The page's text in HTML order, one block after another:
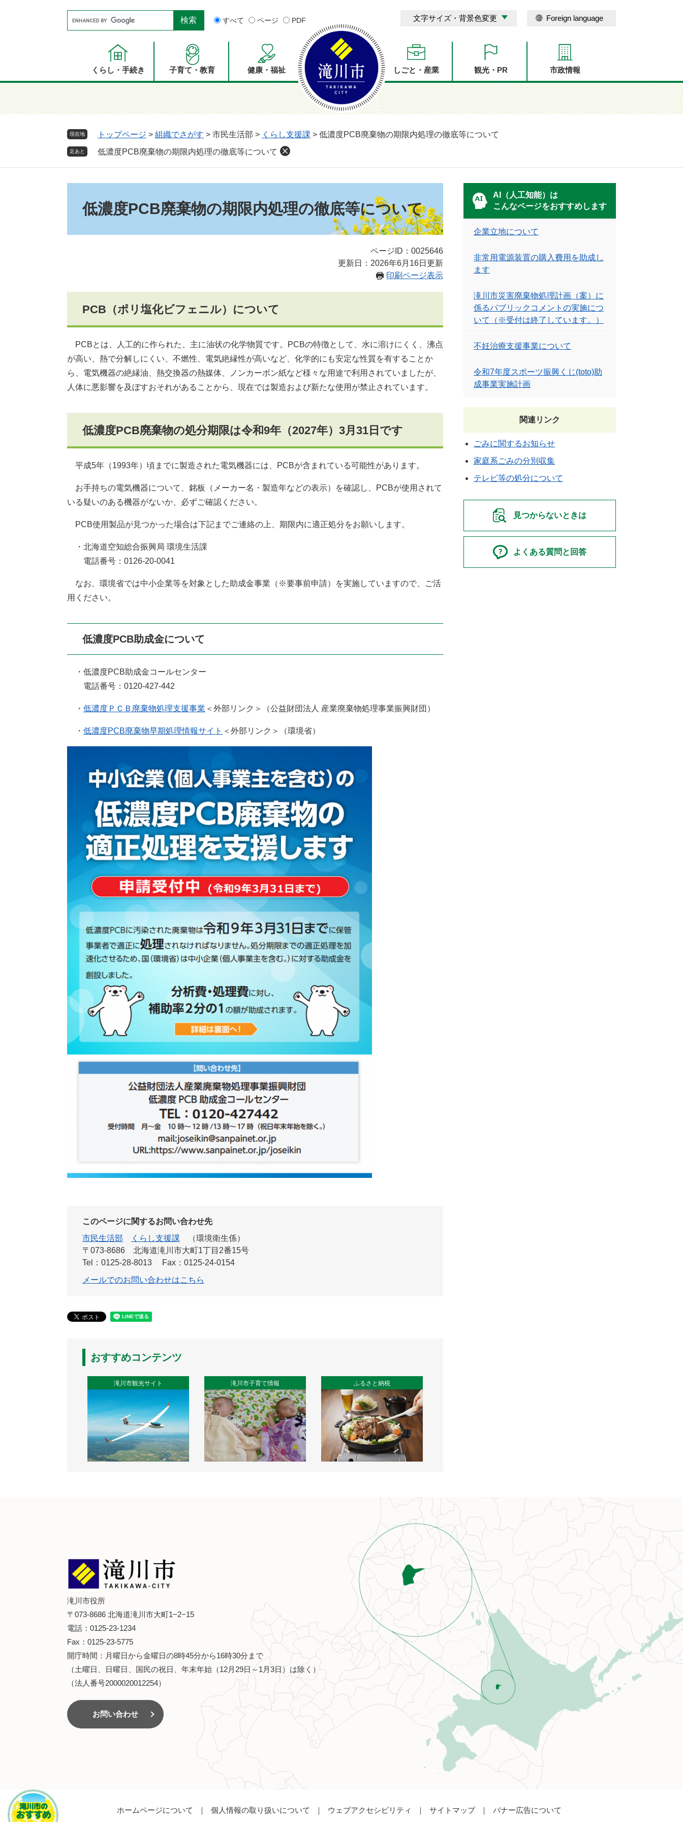
で
す。
ば
し
て
本
索
すべて ページ PDF 文字サイズ・背景色変更 Foreign language
くらし・手続き 子育て・教育 健康・福祉 しごと・産業 観光・PR 市政情報
現在地 トップページ > 組織でさがす > 市民生活部 > くらし支援課 > 低濃度PCB廃棄物の期限内処理の徹底等について
足あと 低濃度PCB廃棄物の期限内処理の徹底等について
低濃度PCB廃棄物の期限内処理の徹底等について
ページID：0025646
更新日：2026年6月16日更新
印刷ページ表示
PCB（ポリ塩化ビフェニル）について
PCBとは、人工的に作られた、主に油状の化学物質です。PCBの特徴として、水に溶けにくく、沸点
が高い、熱で分解しにくい、不燃性、電気絶縁性が高いなど、化学的にも安定な性質を有することか
ら、電気機器の絶縁油、熱交換器の熱媒体、ノンカーボン紙など様々な用途で利用されていましたが、
人体に悪影響を及ぼすおそれがあることから、現在では製造および新たな使用が禁止されています。
低濃度PCB廃棄物の処分期限は令和9年（2027年）3月31日です
平成5年（1993年）頃までに製造された電気機器には、PCBが含まれている可能性があります。
お手持ちの電気機器について、銘板（メーカー名・製造年などの表示）を確認し、PCBが使用されて
いる疑いのある機器がないか、必ずご確認ください。
PCB使用製品が見つかった場合は下記までご連絡の上、期限内に適正処分をお願いします。
・北海道空知総合振興局 環境生活課
電話番号：0126-20-0041
なお、環境省では中小企業等を対象とした助成金事業（※要事前申請）を実施していますので、ご活
用ください。
低濃度PCB助成金について
・低濃度PCB助成金コールセンター
電話番号：0120-427-442
・ 低濃度ＰＣＢ廃棄物処理支援事業 ＜外部リンク＞ （公益財団法人 産業廃棄物処理事業振興財団）
・ 低濃度PCB廃棄物早期処理情報サイト ＜外部リンク＞ （環境省）
このページに関するお問い合わせ先
市民生活部
くらし支援課
環境衛生係
〒073-8686
北海道滝川市大町1丁目2番15号
Tel：0125-28-8013
Fax：0125-24-0154
メールでのお問い合わせはこちら
おすすめコンテンツ
滝川市観光サイト 滝川市子育て情報 ふるさと納税
AI（人工知能）は
こんなページをおすすめします
企業立地について
非常用電源装置の購入費用を助成し
ます
滝川市災害廃棄物処理計画（案）に
係るパブリックコメントの実施につ
いて（※受付は終了しています。）
不妊治療支援事業について
令和7年度スポーツ振興くじ(toto)助
成事業実施計画
関連リンク
ごみに関するお知らせ
家庭系ごみの分別収集
テレビ等の処分について
見つからないときは
よくある質問と回答
滝川市役所
〒073-8686 北海道滝川市大町1−2−15
電話：0125-23-1234
Fax：0125-23-5775
開庁時間：月曜日から金曜日の8時45分から16時30分まで
（土曜日、日曜日、国民の祝日、年末年始（12月29日～1月3日）は除く）
（法人番号2000020012254）
お問い合わせ
ホームページについて 個人情報の取り扱いについて ウェブアクセシビリティ サイトマップ バナー広告について
滝川市のおす
すめ